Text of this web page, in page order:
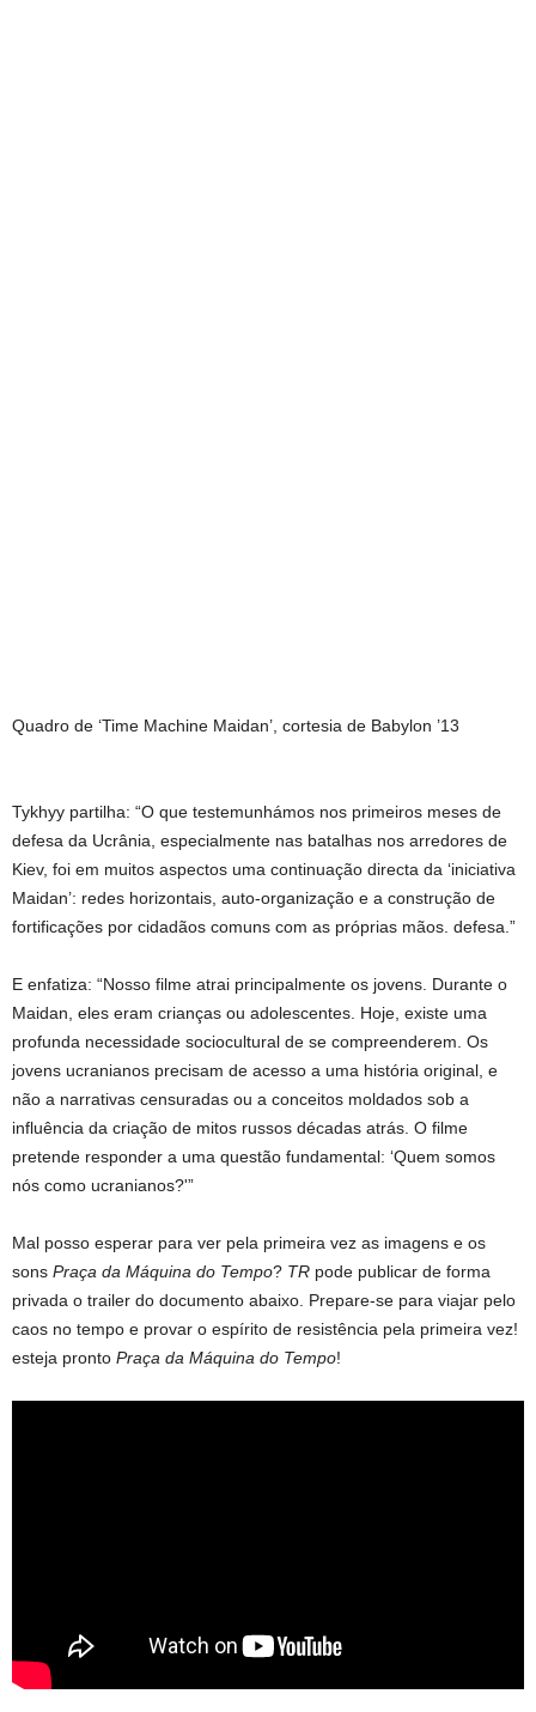
Quadro de ‘Time Machine Maidan’, cortesia de Babylon ’13
Tykhyy partilha: “O que testemunhámos nos primeiros meses de
defesa da Ucrânia, especialmente nas batalhas nos arredores de
Kiev, foi em muitos aspectos uma continuação directa da ‘iniciativa
Maidan’: redes horizontais, auto-organização e a construção de
fortificações por cidadãos comuns com as próprias mãos. defesa.”
E enfatiza: “Nosso filme atrai principalmente os jovens. Durante o
Maidan, eles eram crianças ou adolescentes. Hoje, existe uma
profunda necessidade sociocultural de se compreenderem. Os
jovens ucranianos precisam de acesso a uma história original, e
não a narrativas censuradas ou a conceitos moldados sob a
influência da criação de mitos russos décadas atrás. O filme
pretende responder a uma questão fundamental: ‘Quem somos
nós como ucranianos?'”
Mal posso esperar para ver pela primeira vez as imagens e os
sons Praça da Máquina do Tempo? TR pode publicar de forma
privada o trailer do documento abaixo. Prepare-se para viajar pelo
caos no tempo e provar o espírito de resistência pela primeira vez!
esteja pronto Praça da Máquina do Tempo!